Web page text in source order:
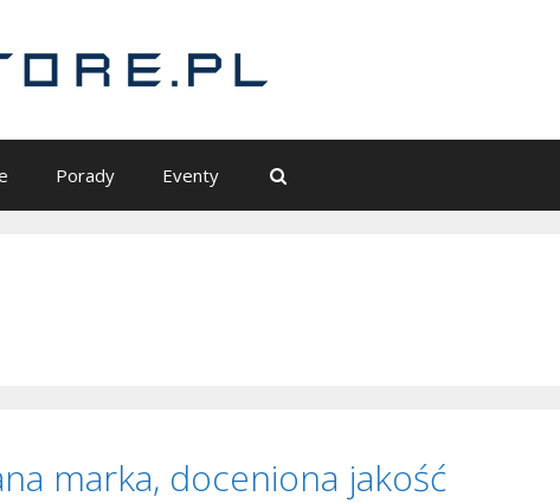
Porady Eventy
marka, doceniona jakość